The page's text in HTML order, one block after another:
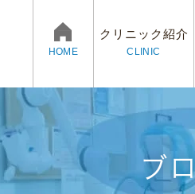
HOME
クリニック紹介
CLINIC
村歯科医院の3つの魅力
予防治療 審美治療
グ ブ